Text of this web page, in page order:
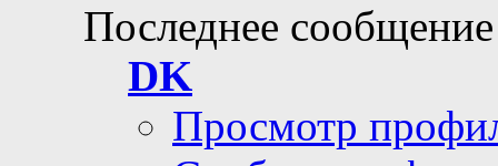
Последнее
DK
Просмотр